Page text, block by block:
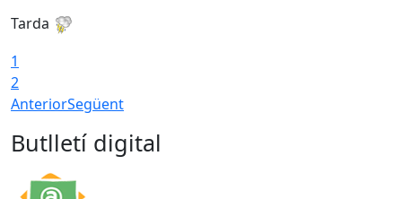
Tarda
1
2
AnteriorSegüent
Butlletí digital